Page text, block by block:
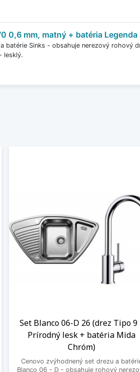
0,6 mm, matný + batéria
batérie Sinks - obsahuje nerezový rohový
lesklý.
Set Blanco 06-D 26 (drez Tipo 9
Prírodný lesk + batéria Mida
Chróm)
Cenovo zvýhodnený set drezu a
Blanco 06 - D - obsahuje rohový